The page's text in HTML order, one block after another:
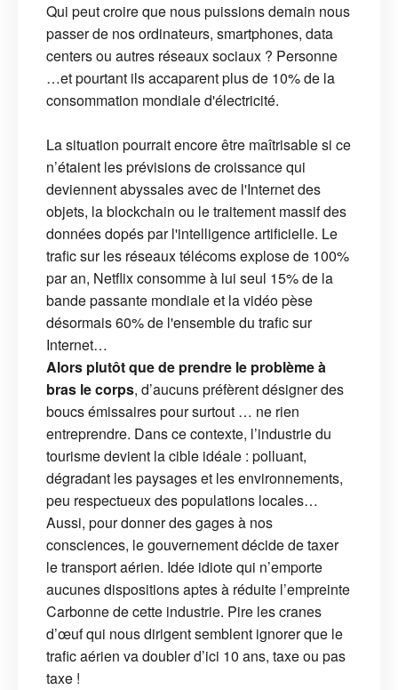
Qui peut croire que nous puissions demain nous
passer de nos ordinateurs, smartphones, data
centers ou autres réseaux sociaux ? Personne
…et pourtant ils accaparent plus de 10% de la
consommation mondiale d'électricité.
La situation pourrait encore être maîtrisable si ce
n’étaient les prévisions de croissance qui
deviennent abyssales avec de l'Internet des
objets, la blockchain ou le traitement massif des
données dopés par l'intelligence artificielle. Le
trafic sur les réseaux télécoms explose de 100%
par an, Netflix consomme à lui seul 15% de la
bande passante mondiale et la vidéo pèse
désormais 60% de l'ensemble du trafic sur
Internet…
Alors plutôt que de prendre le problème à
bras le corps, d’aucuns préfèrent désigner des
boucs émissaires pour surtout … ne rien
entreprendre. Dans ce contexte, l’industrie du
tourisme devient la cible idéale : polluant,
dégradant les paysages et les environnements,
peu respectueux des populations locales…
Aussi, pour donner des gages à nos
consciences, le gouvernement décide de taxer
le transport aérien. Idée idiote qui n’emporte
aucunes dispositions aptes à réduite l’empreinte
Carbonne de cette industrie. Pire les cranes
d’œuf qui nous dirigent semblent ignorer que le
trafic aérien va doubler d’ici 10 ans, taxe ou pas
taxe !